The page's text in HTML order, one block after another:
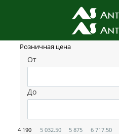
Фильтр товаров
Розничная цена
От
До
4 190 5 032.50 5 875 6 717.50